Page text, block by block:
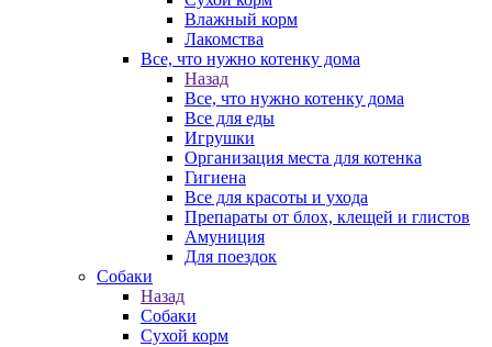
Влажный корм
Лакомства
Все, что нужно котенку дома
Назад
Все, что нужно котенку дома
Все для еды
Игрушки
Организация места для котенка
Гигиена
Все для красоты и ухода
Препараты от блох, клещей и глистов
Амуниция
Для поездок
Собаки
Назад
Собаки
Сухой корм